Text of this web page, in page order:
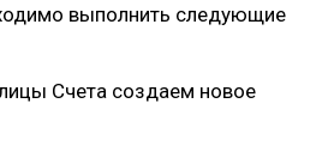
выполнить следующие
Счета создаем новое